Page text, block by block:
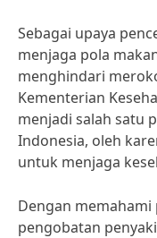
Sebagai upaya
menjaga pola
menghindari
Kementerian
menjadi salah satu
Indonesia, oleh
untuk menjaga
Dengan memahami
pengobatan